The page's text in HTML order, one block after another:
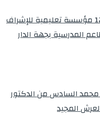
الدكتور نوفل كديلي يتفقد 12 مؤسسة تعليمية للإشراف
المدرسية بجهة الدار
محمد السادس من الدكتور
المجيد